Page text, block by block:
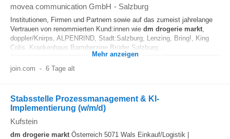
movea communication GmbH - Salzburg
Institutionen, Firmen und Partnern sowie auf das zumeist jahrelange
Vertrauen von renommierten Kund:innen wie dm drogerie markt,
doppler/Knirps, ALPENRIND, Stadt:Salzburg, Lenzing, Bring!, King
Colis, Krankenhaus Barmherzige Brüder Salzburg...
Mehr anzeigen
join.com - 6 Tage alt
Stabsstelle Prozessmanagement & KI-
Implementierung (w/m/d)
Kufstein
dm drogerie marktÖsterreich 5071 Wals Einkauf/Logistik |